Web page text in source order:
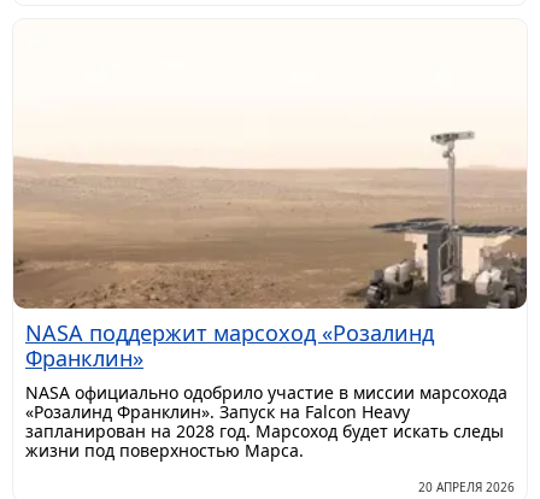
NASA поддержит марсоход «Розалинд
Франклин»
NASA официально одобрило участие в миссии марсохода
«Розалинд Франклин». Запуск на Falcon Heavy
запланирован на 2028 год. Марсоход будет искать следы
жизни под поверхностью Марса.
20 АПРЕЛЯ 2026